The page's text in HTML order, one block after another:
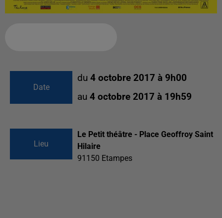
Date
du 4 octobre 2017 à 9h00
au 4 octobre 2017 à 19h59
Lieu
Le Petit théâtre - Place Geoffroy Saint
Hilaire
91150 Etampes